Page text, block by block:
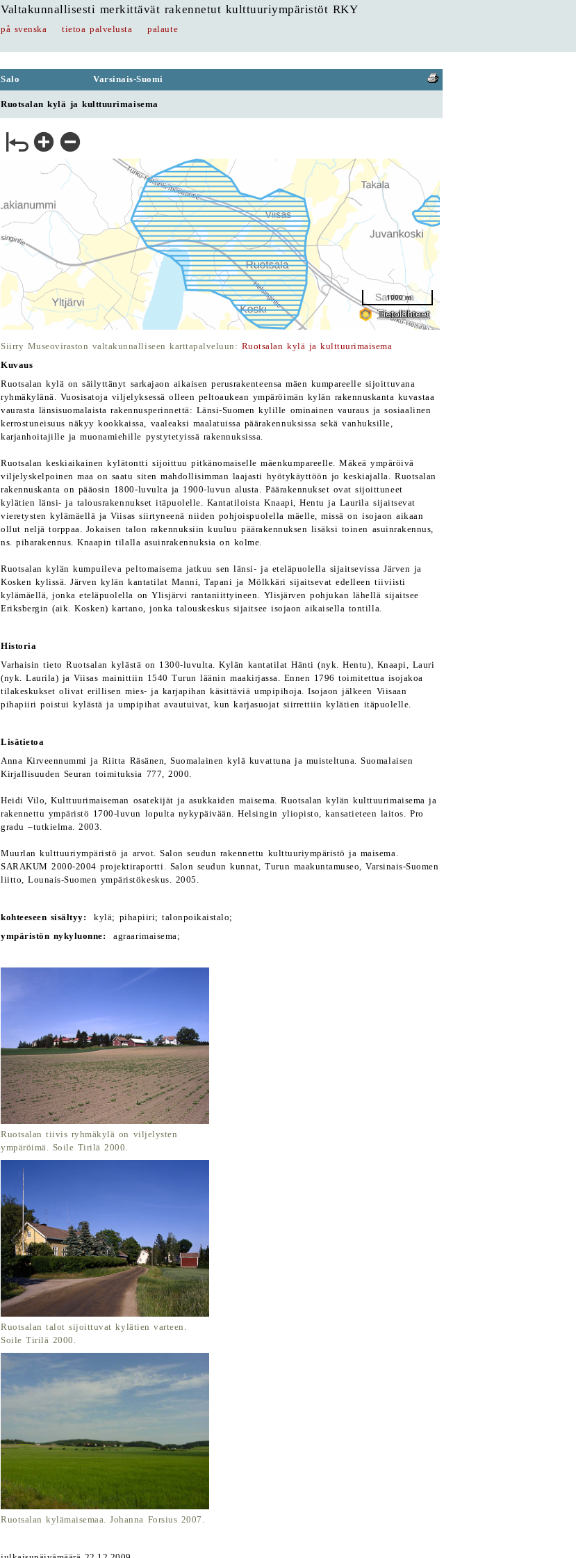
Valtakunnallisesti merkittävät rakennetut kulttuuriympäristöt RKY
på svenska tietoa palvelusta palaute
Salo Varsinais-Suomi
Ruotsalan kylä ja kulttuurimaisema
Siirry Museoviraston valtakunnalliseen karttapalveluun: Ruotsalan kylä ja kulttuurimaisema
Kuvaus
Ruotsalan kylä on säilyttänyt sarkajaon aikaisen perusrakenteensa mäen kumpareelle sijoittuvana
ryhmäkylänä. Vuosisatoja viljelyksessä olleen peltoaukean ympäröimän kylän rakennuskanta kuvastaa
vaurasta länsisuomalaista rakennusperinnettä: Länsi-Suomen kylille ominainen vauraus ja sosiaalinen
kerrostuneisuus näkyy kookkaissa, vaaleaksi maalatuissa päärakennuksissa sekä vanhuksille,
karjanhoitajille ja muonamiehille pystytetyissä rakennuksissa.
Ruotsalan keskiaikainen kylätontti sijoittuu pitkänomaiselle mäenkumpareelle. Mäkeä ympäröivä
viljelyskelpoinen maa on saatu siten mahdollisimman laajasti hyötykäyttöön jo keskiajalla. Ruotsalan
rakennuskanta on pääosin 1800-luvulta ja 1900-luvun alusta. Päärakennukset ovat sijoittuneet
kylätien länsi- ja talousrakennukset itäpuolelle. Kantatiloista Knaapi, Hentu ja Laurila sijaitsevat
vieretysten kylämäellä ja Viisas siirtyneenä niiden pohjoispuolella mäelle, missä on isojaon aikaan
ollut neljä torppaa. Jokaisen talon rakennuksiin kuuluu päärakennuksen lisäksi toinen asuinrakennus,
ns. piharakennus. Knaapin tilalla asuinrakennuksia on kolme.
Ruotsalan kylän kumpuileva peltomaisema jatkuu sen länsi- ja eteläpuolella sijaitsevissa Järven ja
Kosken kylissä. Järven kylän kantatilat Manni, Tapani ja Mölkkäri sijaitsevat edelleen tiiviisti
kylämäellä, jonka eteläpuolella on Ylisjärvi rantaniittyineen. Ylisjärven pohjukan lähellä sijaitsee
Eriksbergin (aik. Kosken) kartano, jonka talouskeskus sijaitsee isojaon aikaisella tontilla.
Historia
Varhaisin tieto Ruotsalan kylästä on 1300-luvulta. Kylän kantatilat Hänti (nyk. Hentu), Knaapi, Lauri
(nyk. Laurila) ja Viisas mainittiin 1540 Turun läänin maakirjassa. Ennen 1796 toimitettua isojakoa
tilakeskukset olivat erillisen mies- ja karjapihan käsittäviä umpipihoja. Isojaon jälkeen Viisaan
pihapiiri poistui kylästä ja umpipihat avautuivat, kun karjasuojat siirrettiin kylätien itäpuolelle.
Lisätietoa
Anna Kirveennummi ja Riitta Räsänen, Suomalainen kylä kuvattuna ja muisteltuna. Suomalaisen
Kirjallisuuden Seuran toimituksia 777, 2000.
Heidi Vilo, Kulttuurimaiseman osatekijät ja asukkaiden maisema. Ruotsalan kylän kulttuurimaisema ja
rakennettu ympäristö 1700-luvun lopulta nykypäivään. Helsingin yliopisto, kansatieteen laitos. Pro
gradu –tutkielma. 2003.
Muurlan kulttuuriympäristö ja arvot. Salon seudun rakennettu kulttuuriympäristö ja maisema.
SARAKUM 2000-2004 projektiraportti. Salon seudun kunnat, Turun maakuntamuseo, Varsinais-Suomen
liitto, Lounais-Suomen ympäristökeskus. 2005.
kohteeseen sisältyy: kylä; pihapiiri; talonpoikaistalo;
ympäristön nykyluonne: agraarimaisema;
Ruotsalan tiivis ryhmäkylä on viljelysten
ympäröimä. Soile Tirilä 2000.
Ruotsalan talot sijoittuvat kylätien varteen.
Soile Tirilä 2000.
Ruotsalan kylämaisemaa. Johanna Forsius 2007.